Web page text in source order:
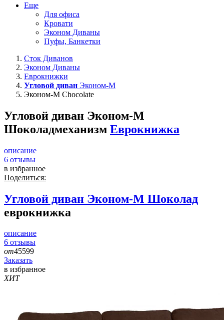
Еще
Для офиса
Кровати
Эконом Диваны
Пуфы, Банкетки
Сток Диванов
Эконом Диваны
Еврокнижки
Угловой диван Эконом-М
Эконом-М Chocolate
Угловой диван Эконом-М
Шоколадмеханизм Еврокнижка
описание
6 отзывы
в избранное
Поделиться:
Угловой диван Эконом-М Шоколад
еврокнижка
описание
6 отзывы
от45599
Заказать
в избранное
ХИТ